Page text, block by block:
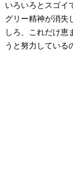
いろいろとスゴイ
グリー精神が消
しろ、これだけ恵
うと努力している